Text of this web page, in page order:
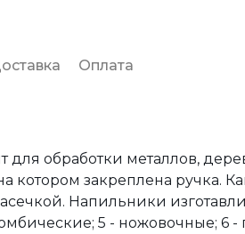
Оплата
обработки металлов,
котором закреплена ручка.
Напильники
5 - ножовочные; 6